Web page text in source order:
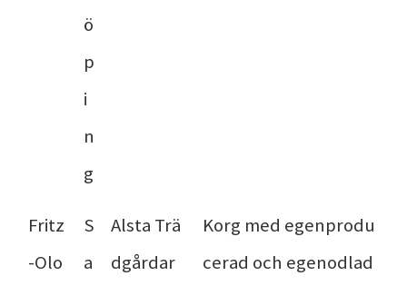
ö
p
i
n
g
Fritz
-Olo
S
a
Alsta Trä
dgårdar
Korg med egenprodu
cerad och egenodlad